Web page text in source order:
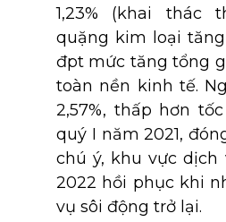
1,23% (khai thác
quặng kim loại
đpt mức tăng tổng
toàn nền kinh tế.
2,57%, thấp hơn
quý I năm 2021,
chú ý, khu vực dịch
2022 hồi phục khi
vụ sôi động trở lại.